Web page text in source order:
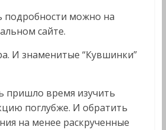
подробности можно на
сайте.
И знаменитые “Кувшинки”
пришло время изучить
поглубже. И обратить
на менее раскрученные